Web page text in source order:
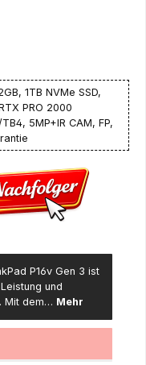
1TB NVMe SSD,
PRO 2000
5MP+IR CAM, FP,
P16v Gen 3 ist
und
Mit dem… Mehr